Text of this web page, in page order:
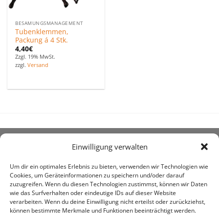
Einwilligung verwalten
Um dir ein optimales Erlebnis zu bieten, verwenden wir Technologien wie
Cookies, um Geräteinformationen zu speichern und/oder darauf
zuzugreifen. Wenn du diesen Technologien zustimmst, können wir Daten
wie das Surfverhalten oder eindeutige IDs auf dieser Website
verarbeiten. Wenn du deine Einwilligung nicht erteilst oder zurückziehst,
können bestimmte Merkmale und Funktionen beeinträchtigt werden.
BESAMUNGSMANAGEMENT
Tubenklemmen,
Packung á 4 Stk.
4,40€
Zzgl. 19% MwSt.
zzgl.Versand